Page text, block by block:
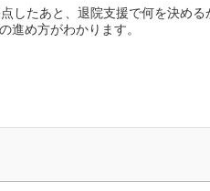
したあと、退院支援で何を決め
進め方がわかります。